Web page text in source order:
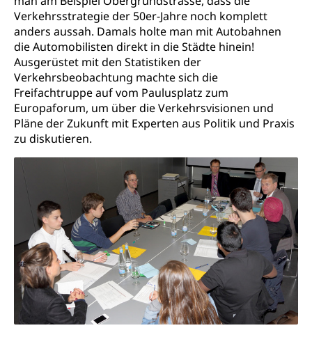
Verkehrsstrategie der 50er-Jahre noch komplett
anders aussah. Damals holte man mit Autobahnen
die Automobilisten direkt in die Städte hinein!
Ausgerüstet mit den Statistiken der
Verkehrsbeobachtung machte sich die
Freifachtruppe auf vom Paulusplatz zum
Europaforum, um über die Verkehrsvisionen und
Pläne der Zukunft mit Experten aus Politik und Praxis
zu diskutieren.
Betreibungsverfahren
Konkursämter
Stimmrecht, Abstimmungen, Wahlen, politische
Parteien, Grundfreiheiten, Pluralismus
Volksrechte
Kantonale Steuern
Finanzausgleich, Einkommenssteuer, Kopfsteuer,
Personalsteuer, Haushaltssteuer, Vermögenssteuer,
Verrechnungssteuer, Quellensteuer,
Grundstückgewinnsteuer, Liegenschaftssteuer,
Handänderungssteuer, Grundsteuer, Kirchensteuer,
Gewerbesteuer, Vergnügungssteuer,
Erbschaftssteuer, Schenkungssteuer, Gewinn- und
Steuern (Dienststelle)
Ombudsstellen
Vermittler, Vermittlungsstelle, Schlichtungsstelle,
Vermittlung, Schlichtung, Mediation
Umgang mit Beschwerden (Volksschulen)
Beschwerde Strassenverkehrsamt
Beschwerdestelle Spitäler
Rassismus
Diskriminierung, Fremdenfeindlichkeit,
Gleichberechtigung